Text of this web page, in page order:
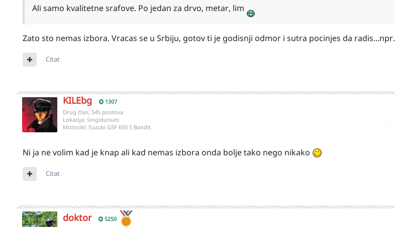
Ali samo kvalitetne srafove. Po jedan za drvo, metar, lim
Zato sto nemas izbora. Vracas se u Srbiju, gotov ti je godisnji odmor i sutra pocinjes da radis...npr.
Citat
KILEbg 1307
Drug član, 545 postova
Lokacija: Singidunum
Motocikl: Suzuki GSF 650 S Bandit
Ni ja ne volim kad je knap ali kad nemas izbora onda bolje tako nego nikako
Citat
doktor 5250